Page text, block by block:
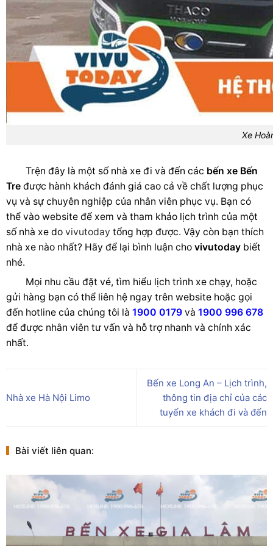
khám
Bến
Tre
xinh
đẹp
và
Xe
Trện đây là một số nhà xe đi và đến các bến xe Bến
Tre được hành khách đánh giá cao cả về chất lượng phục
vụ và sự chuyên nghiệp của nhân viên phục vụ. Bạn có
thể vào website để xem và tham khảo lịch trình của một
số nhà xe do vivutoday tổng hợp được. Vậy còn bạn thích
nhà xe nào nhất? Hãy để lại bình luận cho vivutoday biết
nhé.
Mọi nhu cầu đặt vé, tìm hiểu lịch trình xe chạy, hoặc
gửi hàng bạn có thể liên hệ ngay trên website hoặc gọi
đến hotline của chúng tôi là 1900 0179 và 1900 996 678
để được nhân viên tư vấn và hỗ trợ nhanh và chính xác
nhất.
Nhà xe Hà Nội Limo
Bến xe Long An – Lịch trình,
thông tin địa chỉ của các
tuyến xe khách đi và đến
Bài viết liên quan: